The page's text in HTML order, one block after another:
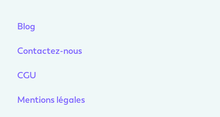
Blog
Contactez-nous
CGU
Mentions légales